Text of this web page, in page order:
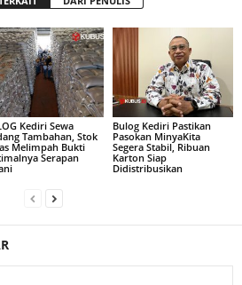
Kediri Sewa
Tambahan, Stok
Melimpah Bukti
Serapan
Bulog Kediri Pastikan
Pasokan MinyaKita
Segera Stabil, Ribuan
Karton Siap
Didistribusikan